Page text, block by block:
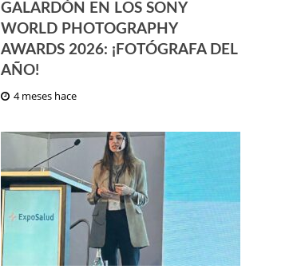
GALARDÓN EN LOS SONY
WORLD PHOTOGRAPHY
AWARDS 2026: ¡FOTÓGRAFA DEL
AÑO!
4 meses hace